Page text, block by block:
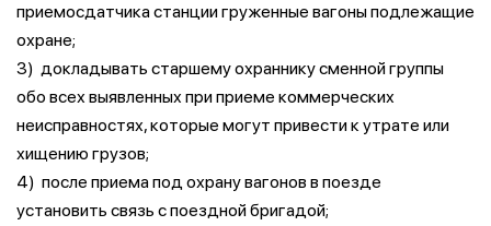
приемосдатчика станции груженные вагоны подлежащие
охране;
3) докладывать старшему охраннику сменной группы
обо всех выявленных при приеме коммерческих
неисправностях, которые могут привести к утрате или
хищению грузов;
4) после приема под охрану вагонов в поезде
установить связь с поездной бригадой;